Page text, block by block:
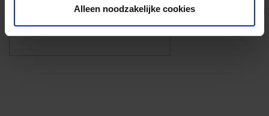
Alleen noodzakelijke cookies Eigen foto’s